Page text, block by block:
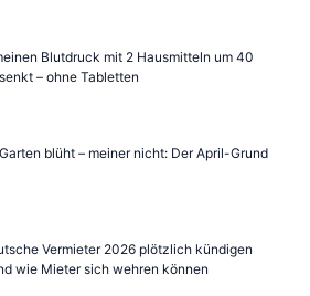
Blutdruck mit 2 Hausmitteln um 40
– ohne Tabletten
blüht – meiner nicht: Der April-Grund
Vermieter 2026 plötzlich kündigen
wie Mieter sich wehren können